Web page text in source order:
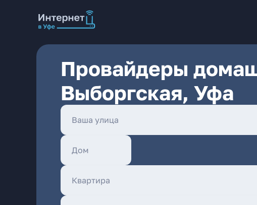
Провайдеры
Выборгская, Уфа